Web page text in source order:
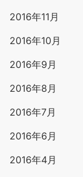
2016年11月
2016年10月
2016年9月
2016年8月
2016年7月
2016年6月
2016年4月